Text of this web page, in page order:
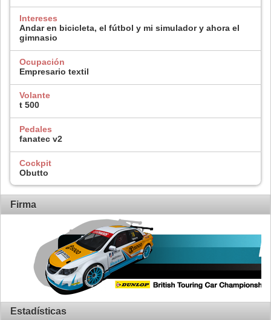
Intereses
Andar en bicicleta, el fútbol y mi simulador y ahora el
gimnasio
Ocupación
Empresario textil
Volante
t 500
Pedales
fanatec v2
Cockpit
Obutto
Firma
Estadísticas